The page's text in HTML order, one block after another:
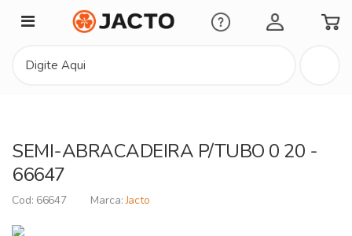
Minha Conta
SEMI-ABRACADEIRA P/TUBO 0 20 -
66647
66647 Jacto